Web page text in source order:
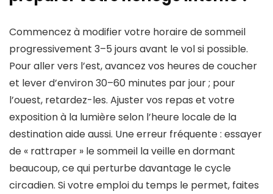
Commencez à modifier votre horaire de sommeil
progressivement 3–5 jours avant le vol si possible.
Pour aller vers l’est, avancez vos heures de coucher
et lever d’environ 30–60 minutes par jour ; pour
l’ouest, retardez-les. Ajuster vos repas et votre
exposition à la lumière selon l’heure locale de la
destination aide aussi. Une erreur fréquente : essayer
de « rattraper » le sommeil la veille en dormant
beaucoup, ce qui perturbe davantage le cycle
circadien. Si votre emploi du temps le permet, faites